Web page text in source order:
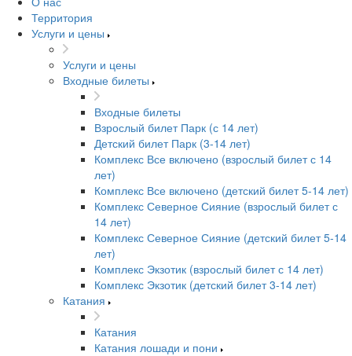
Территория
Услуги и цены
Услуги и цены
Входные билеты
Входные билеты
Взрослый билет Парк (с 14 лет)
Детский билет Парк (3-14 лет)
Комплекс Все включено (взрослый билет с 14
лет)
Комплекс Все включено (детский билет 5-14 лет)
Комплекс Северное Сияние (взрослый билет с
14 лет)
Комплекс Северное Сияние (детский билет 5-14
лет)
Комплекс Экзотик (взрослый билет с 14 лет)
Комплекс Экзотик (детский билет 3-14 лет)
Катания
Катания
Катания лошади и пони